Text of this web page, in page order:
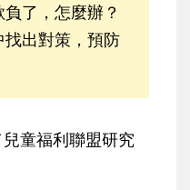
了，怎麼辦？
出對策，預防
童福利聯盟研究